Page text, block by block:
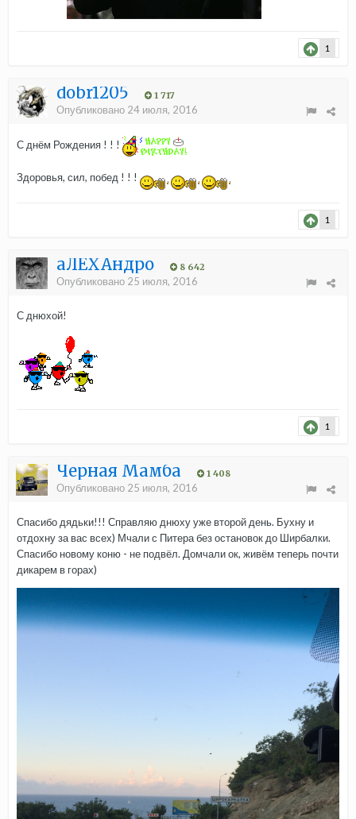
1
dobr1205 1 717
Опубликовано 24 июля, 2016
С днём Рождения ! ! !
Здоровья, сил, побед ! ! !
1
aЛЁХАндро 8 642
Опубликовано 25 июля, 2016
С днюхой!
1
Черная Мамба 1 408
Опубликовано 25 июля, 2016
Спасибо дядьки!!! Справляю днюху уже второй день. Бухну и
отдохну за вас всех) Мчали с Питера без остановок до Ширбалки.
Спасибо новому коню - не подвёл. Домчали ок, живём теперь почти
дикарем в горах)